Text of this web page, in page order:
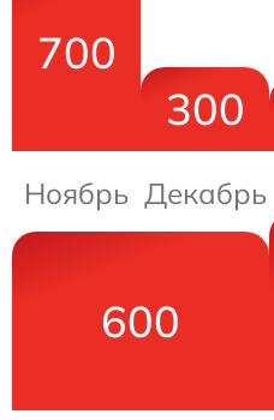
700
Ноябрь
300
Декабрь
600